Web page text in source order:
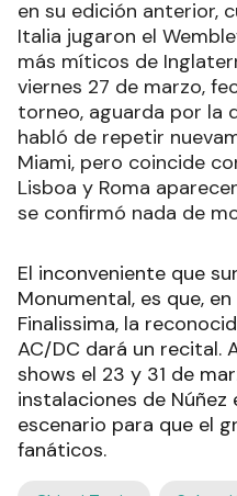
Si bien suena lógico, la
perdería ese carácter
en su edición anterior,
Italia jugaron el
más míticos de
viernes 27 de marzo,
torneo, aguarda por la
habló de repetir
Lisboa y Roma
se confirmó nada de
El inconveniente que
Monumental, es que,
Finalissima, la
AC/DC dará un recital.
shows el 23 y 31 de